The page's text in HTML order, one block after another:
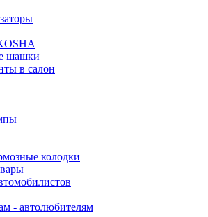
шашки
в салон
колодки
- автолюбителям